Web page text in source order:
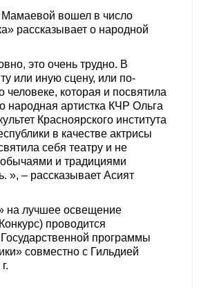
Мамаевой вошел в число
рассказывает о народной
это очень трудно. В
или иную сцену, или по-
которая и посвятила
народная артистка КЧР Ольга
Красноярского института
в качестве актрисы
себя театру и не
и традициями
», – рассказывает Асият
на лучшее освещение
проводится
программы
совместно с Гильдией